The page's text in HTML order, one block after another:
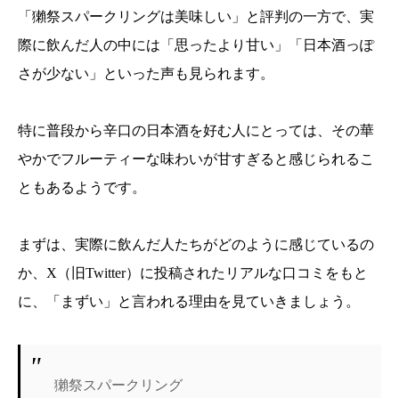
「獺祭スパークリングは美味しい」と評判の一方で、実
際に飲んだ人の中には「思ったより甘い」「日本酒っぽ
さが少ない」といった声も見られます。
特に普段から辛口の日本酒を好む人にとっては、その華
やかでフルーティーな味わいが甘すぎると感じられるこ
ともあるようです。
まずは、実際に飲んだ人たちがどのように感じているの
か、X（旧Twitter）に投稿されたリアルな口コミをもと
に、「まずい」と言われる理由を見ていきましょう。
獺祭スパークリング